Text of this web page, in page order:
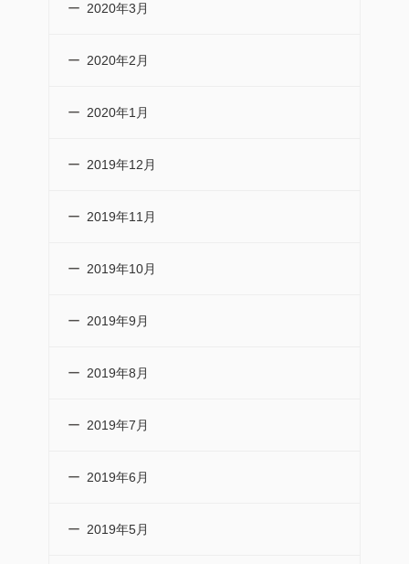
2020年3月
2020年2月
2020年1月
2019年12月
2019年11月
2019年10月
2019年9月
2019年8月
2019年7月
2019年6月
2019年5月